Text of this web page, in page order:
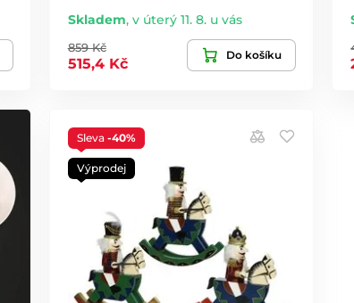
Skladem, v úterý 11. 8. u vás
859 Kč
515,4 Kč
Do košíku
Sleva -40%
Výprodej